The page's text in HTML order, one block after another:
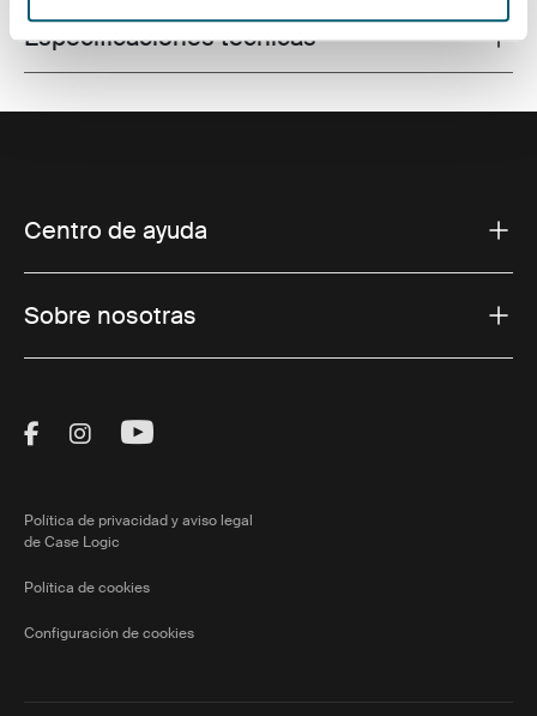
Especificaciones técnicas
Centro de ayuda
Sobre nosotras
Visit Thule on Facebook (external link)
Visit Thule on Instagram (external link)
Visit Thule on Youtube (external
Política de privacidad y aviso legal
de Case Logic
Política de cookies
Configuración de cookies